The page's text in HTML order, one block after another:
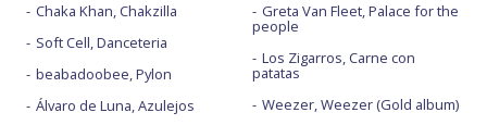
Chaka Khan, Chakzilla
Soft Cell, Danceteria
beabadoobee, Pylon
Álvaro de Luna, Azulejos
Greta Van Fleet, Palace for the
people
Los Zigarros, Carne con
patatas
Weezer, Weezer (Gold album)